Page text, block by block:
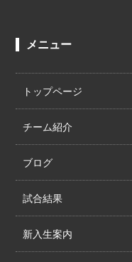
メニュー
トップページ
チーム紹介
ブログ
試合結果
新入生案内